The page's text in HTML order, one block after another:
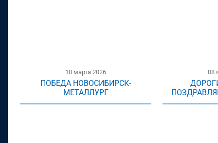
10 марта 2026
ПОБЕДА НОВОСИБИРСК-
МЕТАЛЛУРГ
08